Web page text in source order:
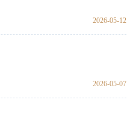
2026-05-12
2026-05-07